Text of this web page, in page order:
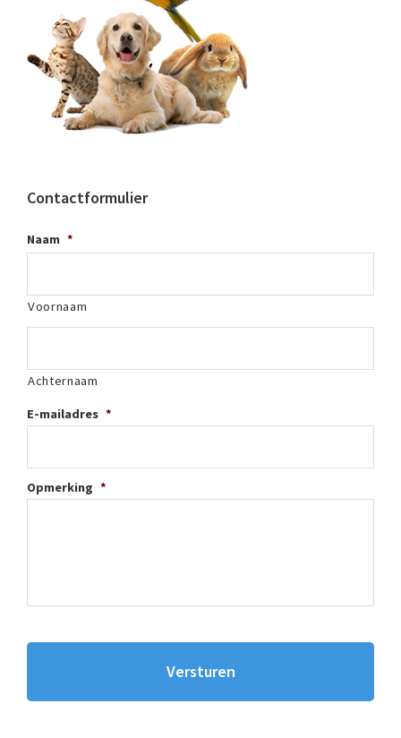
Contactformulier
Naam *
Voornaam
Achternaam
E-mailadres *
Opmerking *